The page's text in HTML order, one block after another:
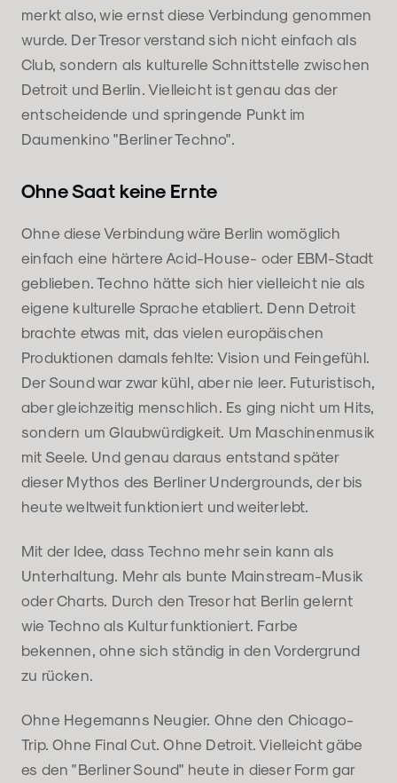
merkt also, wie ernst diese Verbindung genommen
wurde. Der Tresor verstand sich nicht einfach als
Club, sondern als kulturelle Schnittstelle zwischen
Detroit und Berlin. Vielleicht ist genau das der
entscheidende und springende Punkt im
Daumenkino "Berliner Techno".
Ohne Saat keine Ernte
Ohne diese Verbindung wäre Berlin womöglich
einfach eine härtere Acid-House- oder EBM-Stadt
geblieben. Techno hätte sich hier vielleicht nie als
eigene kulturelle Sprache etabliert. Denn Detroit
brachte etwas mit, das vielen europäischen
Produktionen damals fehlte: Vision und Feingefühl.
Der Sound war zwar kühl, aber nie leer. Futuristisch,
aber gleichzeitig menschlich. Es ging nicht um Hits,
sondern um Glaubwürdigkeit. Um Maschinenmusik
mit Seele. Und genau daraus entstand später
dieser Mythos des Berliner Undergrounds, der bis
heute weltweit funktioniert und weiterlebt.
Mit der Idee, dass Techno mehr sein kann als
Unterhaltung. Mehr als bunte Mainstream-Musik
oder Charts. Durch den Tresor hat Berlin gelernt
wie Techno als Kultur funktioniert. Farbe
bekennen, ohne sich ständig in den Vordergrund
zu rücken.
Ohne Hegemanns Neugier. Ohne den Chicago-
Trip. Ohne Final Cut. Ohne Detroit. Vielleicht gäbe
es den "Berliner Sound" heute in dieser Form gar